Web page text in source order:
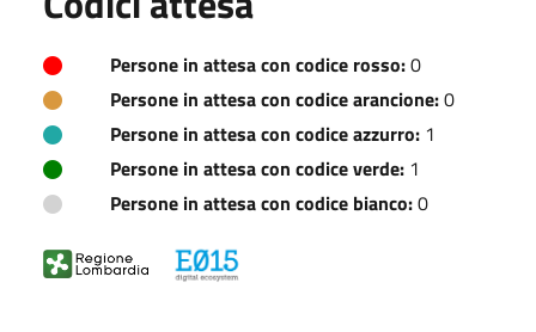
Persone in attesa con codice rosso:0
Persone in attesa con codice arancione:0
Persone in attesa con codice azzurro: 1
Persone in attesa con codice verde: 1
Persone in attesa con codice bianco:0